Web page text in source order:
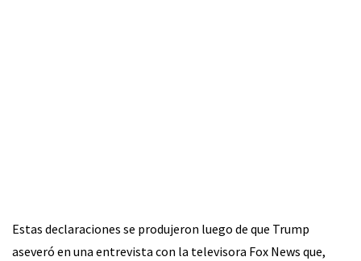
Estas declaraciones se produjeron luego de que Trump
aseveró en una entrevista con la televisora Fox News que,